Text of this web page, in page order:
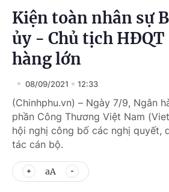
Kiện toàn nhân sự
ủy - Chủ tịch HĐQT
hàng lớn
08/09/2021 12:33
(Chinhphu.vn) – Ngày 7/9, Ngân
phần Công Thương Việt Nam
hội nghị công bố các nghị quyết,
tác cán bộ.
aA